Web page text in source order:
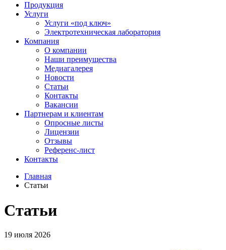
Продукция
Услуги
Услуги «под ключ»
Электротехническая лаборатория
Компания
О компании
Наши преимущества
Медиагалерея
Новости
Статьи
Контакты
Вакансии
Партнерам и клиентам
Опросные листы
Лицензии
Отзывы
Референс-лист
Контакты
Главная
Статьи
Статьи
19 июля 2026